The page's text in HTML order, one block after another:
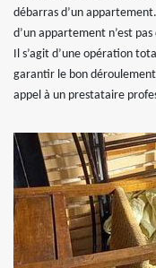
débarras d’un
d’un appartement n’est
Il s’agit d’une opération
garantir le bon
appel à un prestataire